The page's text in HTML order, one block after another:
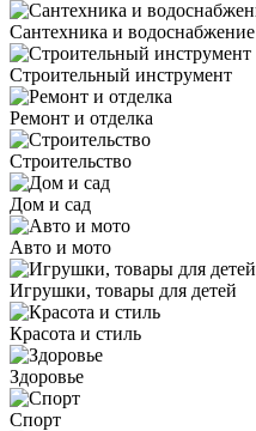
Сантехника и водоснабжение
Строительный инструмент
Ремонт и отделка
Строительство
Дом и сад
Авто и мото
Игрушки, товары для детей
Красота и стиль
Здоровье
Спорт